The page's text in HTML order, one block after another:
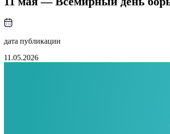
дата публикации
11.05.2026